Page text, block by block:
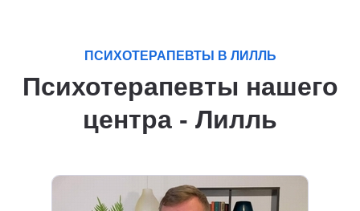
ПСИХОТЕРАПЕВТЫ В ЛИЛЛЬ
Психотерапевты нашего
центра - Лилль